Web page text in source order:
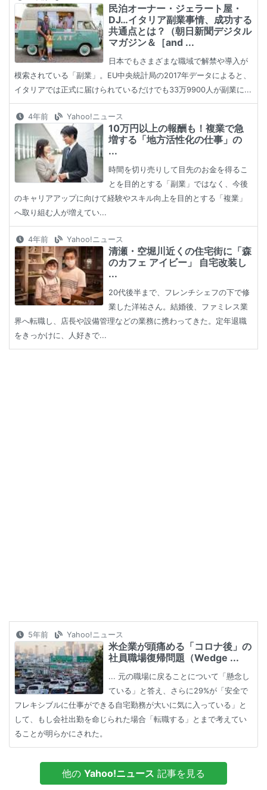
民泊オーナー・ジェラート屋・
DJ…イタリア副業事情、成功する
共通点とは？（朝日新聞デジタル
マガジン＆［and ...
日本でもさまざまな職域で解禁や導入が
模索されている「副業」。EU中央統計局の2017年データによると、
イタリアでは正式に届けられているだけでも33万9900人が副業に...
4年前 Yahoo!ニュース
10万円以上の報酬も！複業で急
増する「地方活性化の仕事」の
...
時間を切り売りして目先のお金を得るこ
とを目的とする「副業」ではなく、今後
のキャリアアップに向けて経験やスキル向上を目的とする「複業」
へ取り組む人が増えてい...
4年前 Yahoo!ニュース
清瀬・空堀川近くの住宅街に「森
のカフェ アイビー」 自宅改装し
...
20代後半まで、フレンチシェフの下で修
業した洋祐さん。結婚後、ファミレス業
界へ転職し、店長や設備管理などの業務に携わってきた。定年退職
をきっかけに、人好きで...
5年前 Yahoo!ニュース
米企業が頭痛める「コロナ後」の
社員職場復帰問題（Wedge ...
... 元の職場に戻ることについて「懸念し
ている」と答え、さらに29%が「安全で
フレキシブルに仕事ができる自宅勤務が大いに気に入っている」と
して、もし会社出勤を命じられた場合「転職する」とまで考えてい
ることが明らかにされた。
他の Yahoo!ニュース 記事を見る